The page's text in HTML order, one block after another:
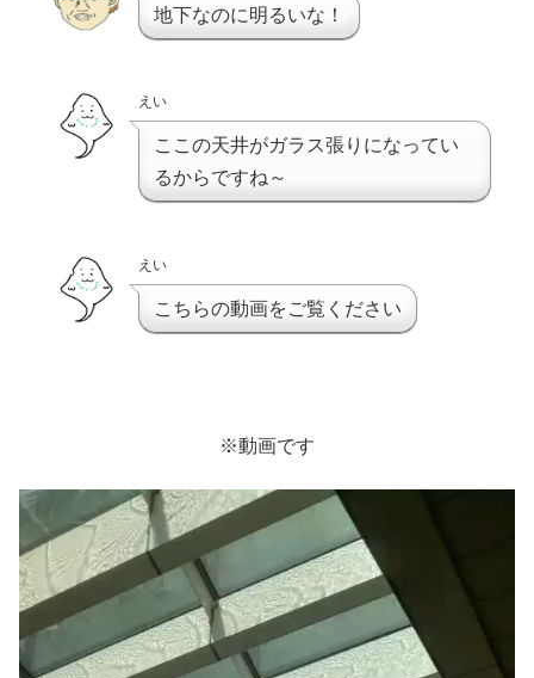
地下なのに明るいな！
えい
ここの天井がガラス張りになってい
るからですね～
えい
こちらの動画をご覧ください
※動画です